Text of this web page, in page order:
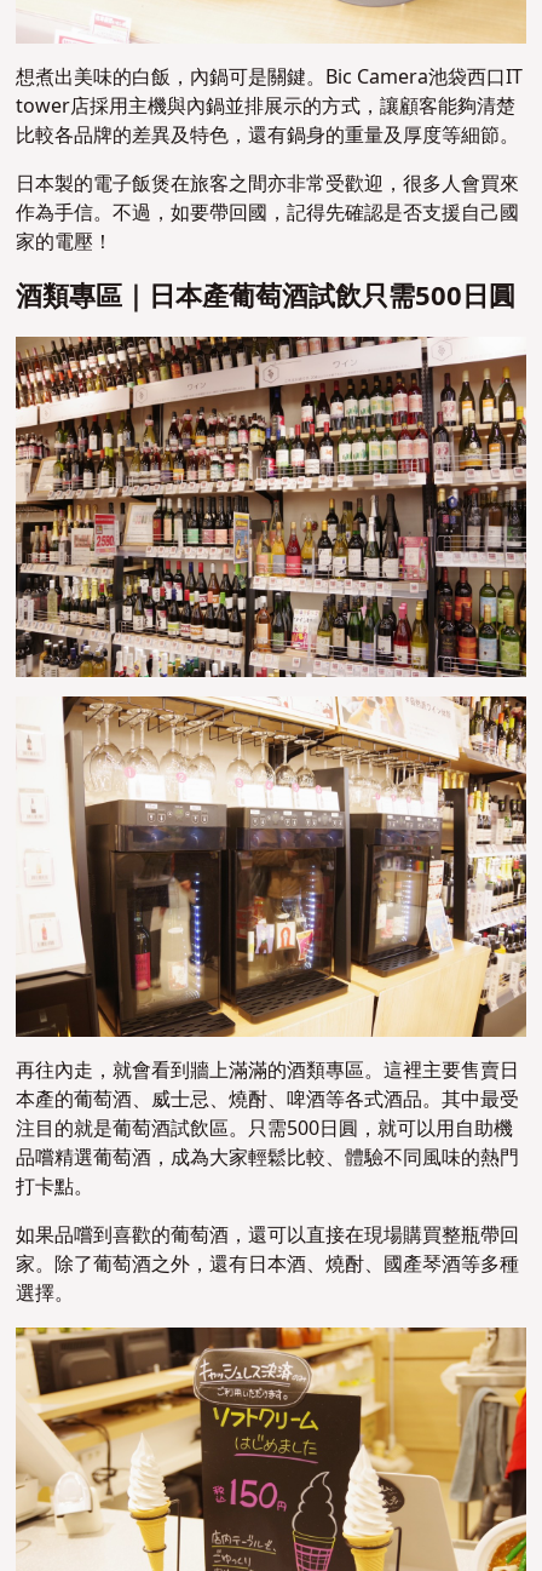
想煮出美味的白飯，內鍋可是關鍵。Bic Camera池袋西口IT
tower店採用主機與內鍋並排展示的方式，讓顧客能夠清楚
比較各品牌的差異及特色，還有鍋身的重量及厚度等細節。
日本製的電子飯煲在旅客之間亦非常受歡迎，很多人會買來
作為手信。不過，如要帶回國，記得先確認是否支援自己國
家的電壓！
酒類專區｜日本產葡萄酒試飲只需500日圓
再往內走，就會看到牆上滿滿的酒類專區。這裡主要售賣日
本產的葡萄酒、威士忌、燒酎、啤酒等各式酒品。其中最受
注目的就是葡萄酒試飲區。只需500日圓，就可以用自助機
品嚐精選葡萄酒，成為大家輕鬆比較、體驗不同風味的熱門
打卡點。
如果品嚐到喜歡的葡萄酒，還可以直接在現場購買整瓶帶回
家。除了葡萄酒之外，還有日本酒、燒酎、國產琴酒等多種
選擇。